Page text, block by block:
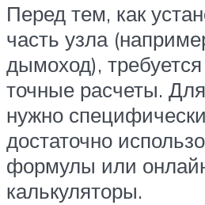
Перед тем, как
часть узла
дымоход),
точные расчеты.
нужно
достаточно
формулы или
калькуляторы.